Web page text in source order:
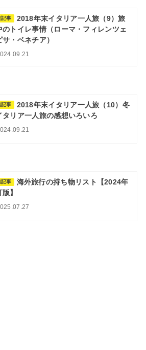
記事
2018年末イタリア一人旅（9）旅
のトイレ事情（ローマ・フィレンツェ
サ・ベネチア）
記事
2018年末イタリア一人旅（10）冬
タリア一人旅の感想いろいろ
記事
海外旅行の持ち物リスト【2024年
】